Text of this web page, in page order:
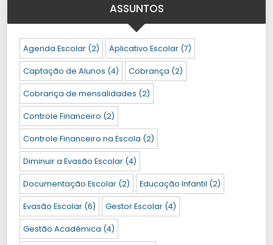
ASSUNTOS
Agenda Escolar (2) Aplicativo Escolar (7)
Captação de Alunos (4) Cobrança (2)
Cobrança de mensalidades (2)
Controle Financeiro (2)
Controle Financeiro na Escola (2)
Diminuir a Evasão Escolar (4)
Documentação Escolar (2) Educação Infantil (2)
Evasão Escolar (6) Gestor Escolar (4)
Gestão Acadêmica (4)